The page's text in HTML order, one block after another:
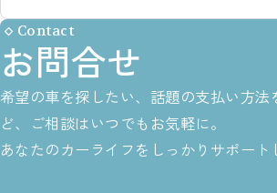
Contact
お問合せ
希望の車を探したい、話題の支払い方法
ど、ご相談はいつでもお気軽に。
あなたのカーライフをしっかりサポート